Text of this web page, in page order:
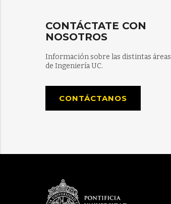
CONTÁCTATE CON
NOSOTROS
Información sobre las distintas áreas
de Ingeniería UC.
CONTÁCTANOS